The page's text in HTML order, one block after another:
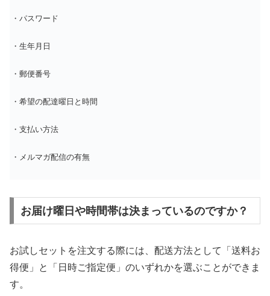
・パスワード
・生年月日
・郵便番号
・希望の配達曜日と時間
・支払い方法
・メルマガ配信の有無
お届け曜日や時間帯は決まっているのですか？
お試しセットを注文する際には、配送方法として「送料お
得便」と「日時ご指定便」のいずれかを選ぶことができま
す。